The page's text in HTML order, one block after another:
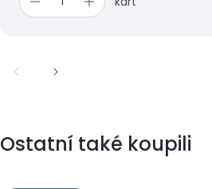
Ostatní také koupili